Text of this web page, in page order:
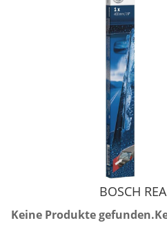
BOSCH
Keine Produkte gefunden.